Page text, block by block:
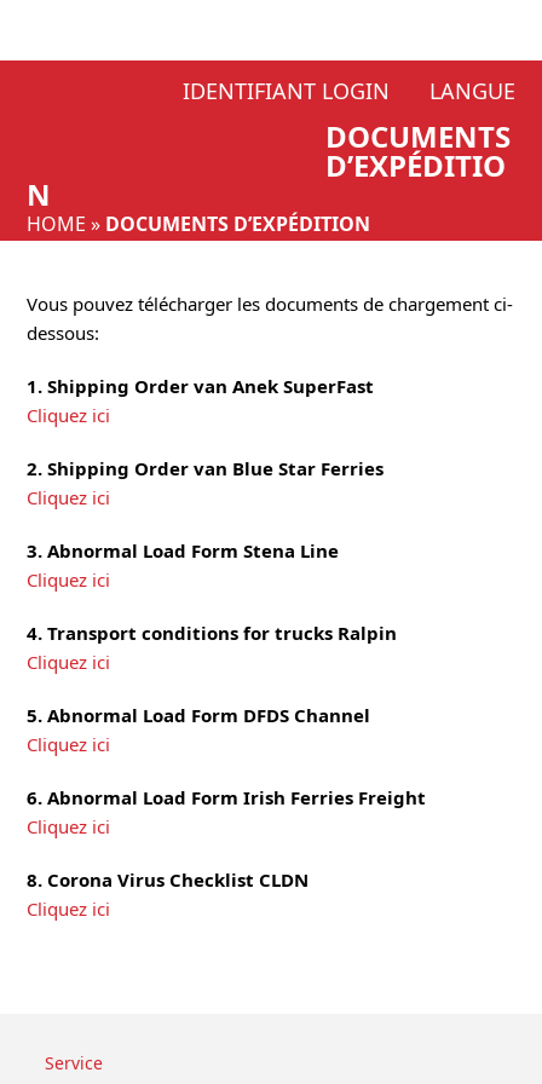
IDENTIFIANT LOGIN LANGUE
DOCUMENTS
D’EXPÉDITIO
N
HOME » DOCUMENTS D’EXPÉDITION
Vous pouvez télécharger les documents de chargement ci-
dessous:
1. Shipping Order van Anek SuperFast
Cliquez ici
2. Shipping Order van Blue Star Ferries
Cliquez ici
3. Abnormal Load Form Stena Line
Cliquez ici
4. Transport conditions for trucks Ralpin
Cliquez ici
5. Abnormal Load Form DFDS Channel
Cliquez ici
6. Abnormal Load Form Irish Ferries Freight
Cliquez ici
8. Corona Virus Checklist CLDN
Cliquez ici
Service